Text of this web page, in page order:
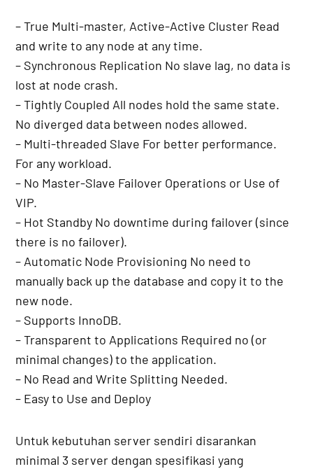
– True Multi-master, Active-Active Cluster Read
and write to any node at any time.
– Synchronous Replication No slave lag, no data is
lost at node crash.
– Tightly Coupled All nodes hold the same state.
No diverged data between nodes allowed.
– Multi-threaded Slave For better performance.
For any workload.
– No Master-Slave Failover Operations or Use of
VIP.
– Hot Standby No downtime during failover (since
there is no failover).
– Automatic Node Provisioning No need to
manually back up the database and copy it to the
new node.
– Supports InnoDB.
– Transparent to Applications Required no (or
minimal changes) to the application.
– No Read and Write Splitting Needed.
– Easy to Use and Deploy
Untuk kebutuhan server sendiri disarankan
minimal 3 server dengan spesifikasi yang